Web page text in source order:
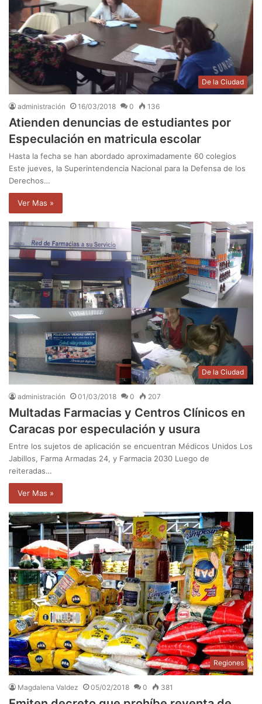
De la Ciudad
administración 16/03/2018 0 136
Atienden denuncias de estudiantes por
Especulación en matricula escolar
Hasta la fecha se han abordado aproximadamente 60 colegios
Este jueves, la Superintendencia Nacional para la Defensa de los
Derechos…
Ver Mas »
De la Ciudad
administración 01/03/2018 0 207
Multadas Farmacias y Centros Clínicos en
Caracas por especulación y usura
Entre los sujetos de aplicación se encuentran Médicos Unidos Los
Jabillos, Farma Armadas 24, y Farmacia 2030 Luego de
reiteradas…
Ver Mas »
Regiones
Magdalena Valdez 05/02/2018 0 381